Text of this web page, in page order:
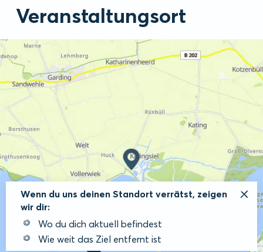
Veranstaltungsort
Wenn du uns deinen Standort verrätst, zeigen
wir dir:
Wo du dich aktuell befindest
Wie weit das Ziel entfernt ist